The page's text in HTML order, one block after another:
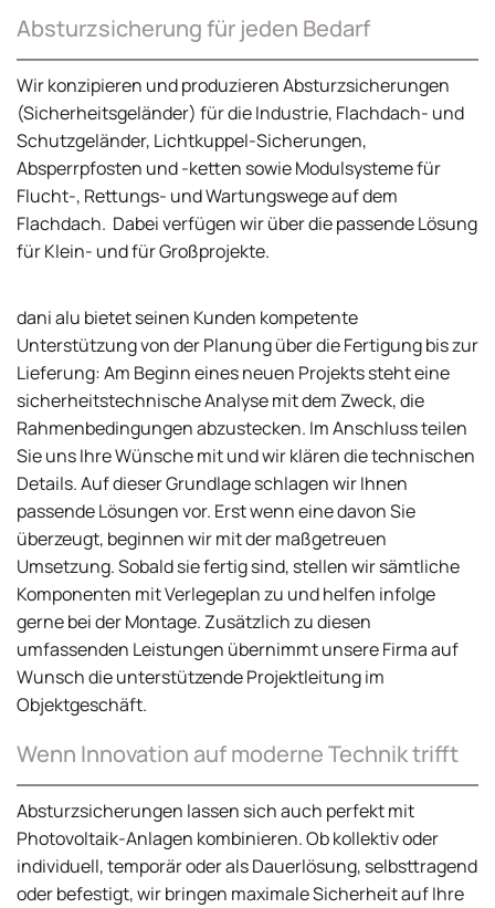
Absturzsicherung für jeden Bedarf
Wir konzipieren und produzieren Absturzsicherungen
(Sicherheitsgeländer) für die Industrie, Flachdach- und
Schutzgeländer, Lichtkuppel-Sicherungen,
Absperrpfosten und -ketten sowie Modulsysteme für
Flucht-, Rettungs- und Wartungswege auf dem
Flachdach. Dabei verfügen wir über die passende Lösung
für Klein- und für Großprojekte.
dani alu bietet seinen Kunden kompetente
Unterstützung von der Planung über die Fertigung bis zur
Lieferung: Am Beginn eines neuen Projekts steht eine
sicherheitstechnische Analyse mit dem Zweck, die
Rahmenbedingungen abzustecken. Im Anschluss teilen
Sie uns Ihre Wünsche mit und wir klären die technischen
Details. Auf dieser Grundlage schlagen wir Ihnen
passende Lösungen vor. Erst wenn eine davon Sie
überzeugt, beginnen wir mit der maßgetreuen
Umsetzung. Sobald sie fertig sind, stellen wir sämtliche
Komponenten mit Verlegeplan zu und helfen infolge
gerne bei der Montage. Zusätzlich zu diesen
umfassenden Leistungen übernimmt unsere Firma auf
Wunsch die unterstützende Projektleitung im
Objektgeschäft.
Wenn Innovation auf moderne Technik trifft
Absturzsicherungen lassen sich auch perfekt mit
Photovoltaik-Anlagen kombinieren. Ob kollektiv oder
individuell, temporär oder als Dauerlösung, selbsttragend
oder befestigt, wir bringen maximale Sicherheit auf Ihre